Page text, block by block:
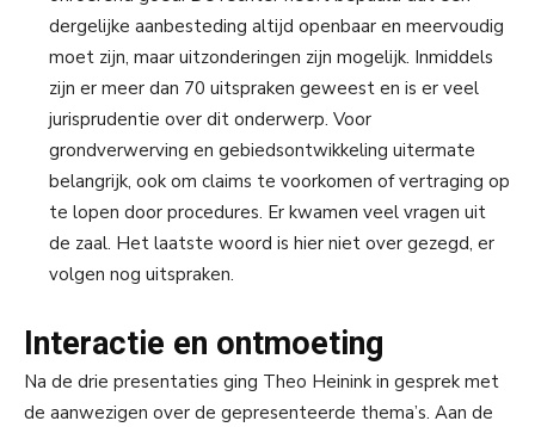
dergelijke aanbesteding altijd openbaar en meervoudig
moet zijn, maar uitzonderingen zijn mogelijk. Inmiddels
zijn er meer dan 70 uitspraken geweest en is er veel
jurisprudentie over dit onderwerp. Voor
grondverwerving en gebiedsontwikkeling uitermate
belangrijk, ook om claims te voorkomen of vertraging op
te lopen door procedures. Er kwamen veel vragen uit
de zaal. Het laatste woord is hier niet over gezegd, er
volgen nog uitspraken.
Interactie en ontmoeting
Na de drie presentaties ging Theo Heinink in gesprek met
de aanwezigen over de gepresenteerde thema’s. Aan de